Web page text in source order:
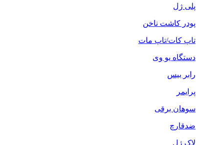
پلی ژل
پودر کاشت ناخن
تاپ کات/تاپ مات
دستگاه یو وی
رابر بیس
پرایمر
سوهان برقی
ضدقارچ
لاک ژل